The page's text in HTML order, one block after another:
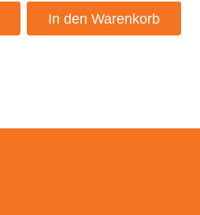
In den Warenkorb